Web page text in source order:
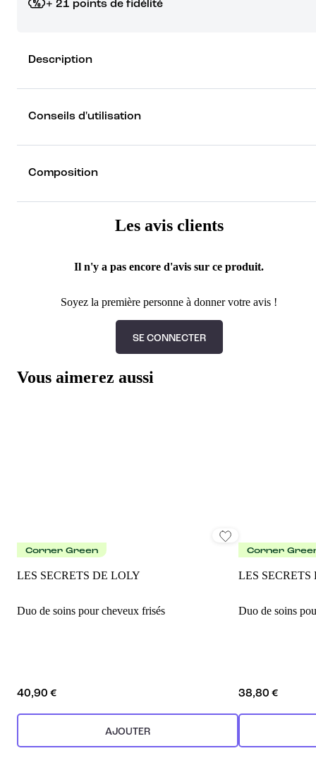
+ 21 points de fidélité
rêver !
Découvrez les récompenses
Description
Conseils d'utilisation
Composition
Les avis clients
Il n'y a pas encore d'avis sur ce produit.
Soyez la première personne à donner votre avis !
SE CONNECTER
Vous aimerez aussi
Corner Green
LES SECRETS DE LOLY
Duo de soins pour cheveux frisés
40,90 €
AJOUTER
Corner
LES SECRETS
Duo de soins
38,80 €